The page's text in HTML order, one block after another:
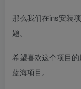
那么我们在ins安装
题。
希望喜欢这个项目
蓝海项目。